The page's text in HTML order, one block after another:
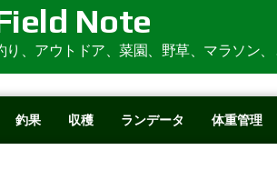
Note
り、アウトドア、菜園、野草、マラソン、
釣果 収穫 ランデータ 体重管理